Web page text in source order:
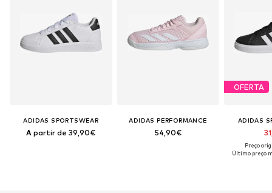
ADIDAS SPORTSWEAR
A partir de 39,90€
ADIDAS PERFORMANCE
54,90€
OFERTA
ADIDAS
Preço
Último preço